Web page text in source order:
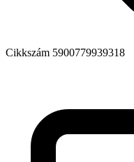
Cikkszám 5900779939318